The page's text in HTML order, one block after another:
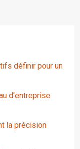
définir pour un
d’entreprise
la précision